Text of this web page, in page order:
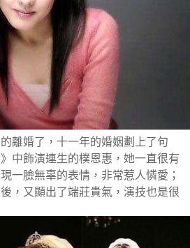
離婚了，十一年的婚姻劃上了句
中飾演連生的樸恩惠，她一直很有
一臉無辜的表情，非常惹人憐愛；
，又顯出了端莊貴氣，演技也是很